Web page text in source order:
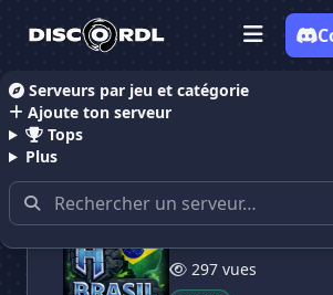
Serveurs par jeu et catégorie
Ajoute ton serveur
Tops
Plus
Accueil Serveurs Discord Gaming
297 vues